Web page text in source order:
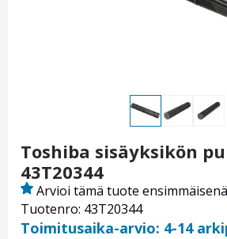
Toshiba sisäyksikön
43T20344
Tuotenro: 43T20344
Arvioi tämä tuote ensimmäisenä
Toimitusaika-arvio: 4-14